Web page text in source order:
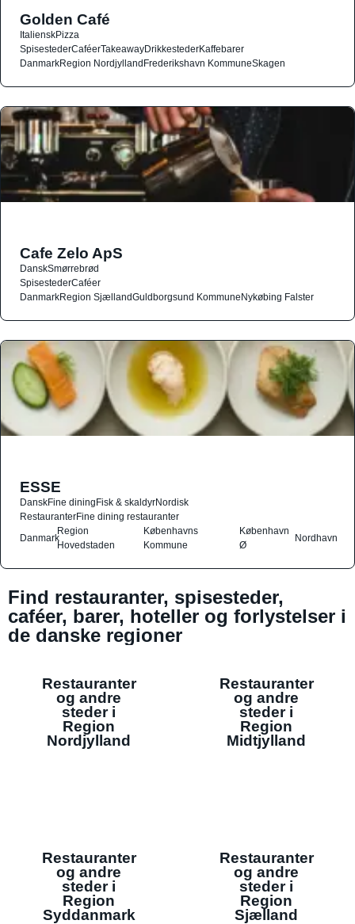
Golden Café
ItalienskPizza
SpisestederCaféerTakeawayDrikkestederKaffebarer
DanmarkRegion NordjyllandFrederikshavn KommuneSkagen
Cafe Zelo ApS
DanskSmørrebrød
SpisestederCaféer
DanmarkRegion SjællandGuldborgsund KommuneNykøbing Falster
ESSE
DanskFine diningFisk & skaldyrNordisk
RestauranterFine dining restauranter
Danmark
Region
Hovedstaden
Københavns
Kommune
København
Ø
Nordhavn
Find restauranter, spisesteder,
caféer, barer, hoteller og forlystelser i
de danske regioner
Restauranter
og andre
steder i
Region
Nordjylland
Restauranter
og andre
steder i
Region
Midtjylland
Restauranter
og andre
steder i
Region
Syddanmark
Restauranter
og andre
steder i
Region
Sjælland